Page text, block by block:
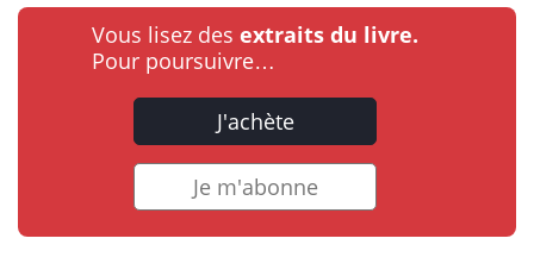
Vous lisez des extraits du livre.
Pour poursuivre…
J'achète
Je m'abonne